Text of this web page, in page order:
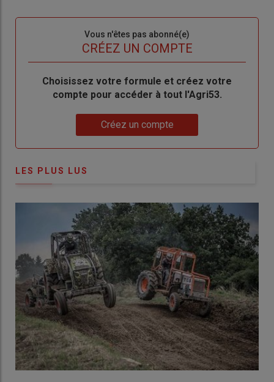
Vous n'êtes pas abonné(e)
CRÉEZ UN COMPTE
BodyChoisissez votre formule et créez votre
compte pour accéder à tout l'Agri53.
Créez un compte
LES PLUS LUS